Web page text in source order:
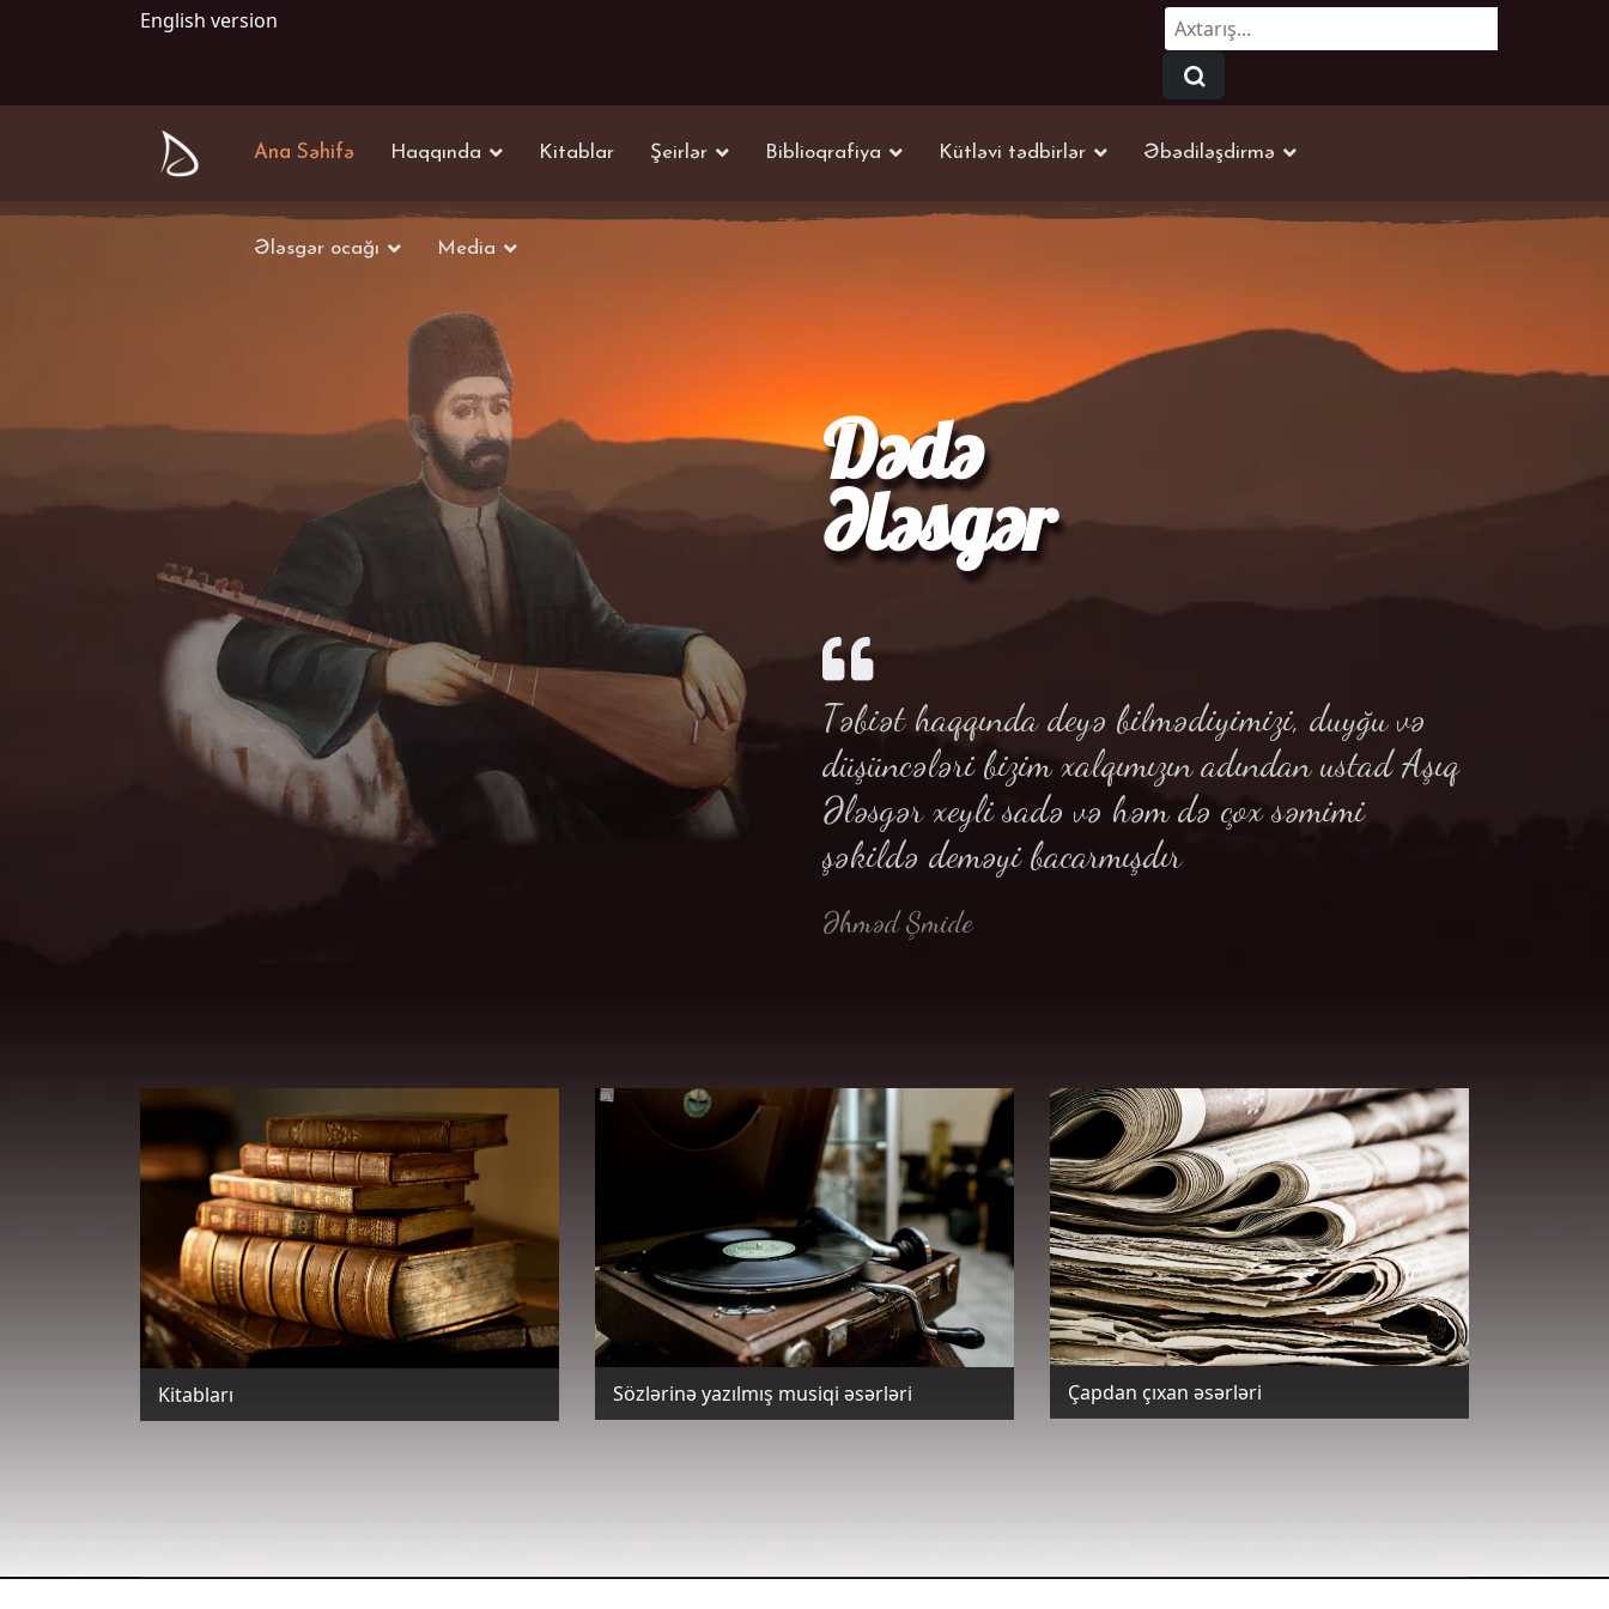
English version Axtarmaq...
Ana Səhifə Haqqında Kitablar Şeirlər Biblioqrafiya Kütləvi tədbirlər Əbədiləşdirmə
Ələsgər ocağı Media
Dədə
Ələsgər
Təbiət haqqında deyə bilmədiyimizi, duyğu və
düşüncələri bizim xalqımızın adından ustad Aşıq
Ələsgər xeyli sadə və həm də çox səmimi
şəkildə deməyi bacarmışdır
Əhməd Şmide
Kitabları Sözlərinə yazılmış musiqi əsərləri Çapdan çıxan əsərləri